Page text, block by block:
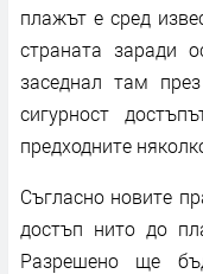
плажът е сред
страната заради
заседнал там
сигурност
предходните
Съгласно новите
достъп нито до
Разрешено ще